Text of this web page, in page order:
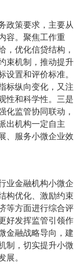
政策要求，主要从
容。聚焦工作重
，优化信贷结构，
束机制，推动提升
置和评价标准。
标纵向变化，又注
性和科学性。三是
化监管协同联动，
出机构一定自主
、服务小微企业效
业金融机构小微企
构优化、激励约束
等方面进行综合评
好发挥监管引领作
金融战略导向，建
制，切实提升小微
。